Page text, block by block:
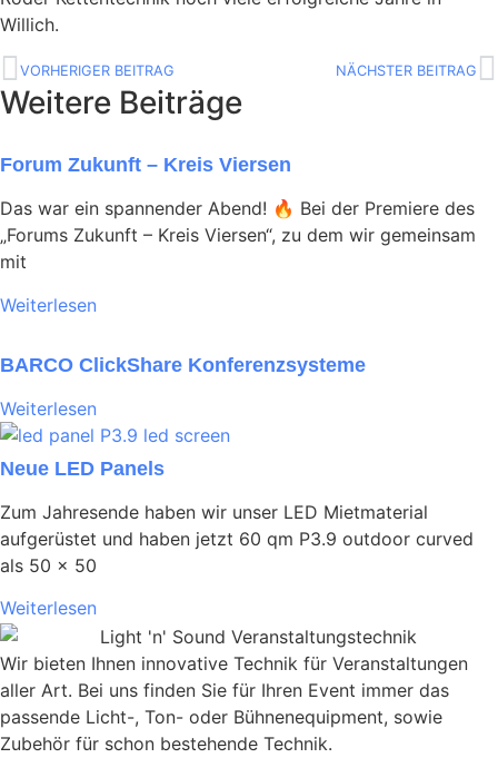
Willich.
VORHERIGER BEITRAG NÄCHSTER BEITRAG
Weitere Beiträge
Forum Zukunft – Kreis Viersen
Das war ein spannender Abend! 🔥 Bei der Premiere des
„Forums Zukunft – Kreis Viersen“, zu dem wir gemeinsam
mit
Weiterlesen
BARCO ClickShare Konferenzsysteme
Weiterlesen
Neue LED Panels
Zum Jahresende haben wir unser LED Mietmaterial
aufgerüstet und haben jetzt 60 qm P3.9 outdoor curved
als 50 x 50
Weiterlesen
Wir bieten Ihnen innovative Technik für Veranstaltungen
aller Art. Bei uns finden Sie für Ihren Event immer das
passende Licht-, Ton- oder Bühnenequipment, sowie
Zubehör für schon bestehende Technik.